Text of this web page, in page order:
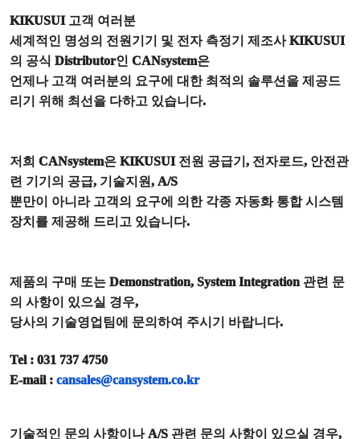
KIKUSUI 고객 여러분
세계적인 명성의 전원기기 및 전자 측정기 제조사KIKUSUI
의 공식 Distributor인 CANsystem은
언제나 고객 여러분의 요구에 대한 최적의 솔루션을 제공드
리기 위해 최선을 다하고 있습니다.
저희 CANsystem은 KIKUSUI 전원 공급기 , 전자로드, 안전관
련 기기의 공급, 기술지원, A/S
뿐만이 아니라 고객의 요구에 의한 각종 자동화 통합 시스템
장치를 제공해 드리고 있습니다.
제품의 구매 또는 Demonstration, System Integration 관련 문
의 사항이 있으실 경우,
당사의 기술영업팀에 문의하여 주시기 바랍니다.
Tel : 031 737 4750
E-mail : cansales@cansystem.co.kr
기술적인 문의 사항이나A/S 관련 문의 사항이 있으실 경우,